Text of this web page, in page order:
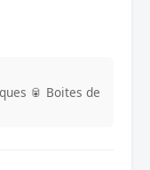
🥫 Boites de